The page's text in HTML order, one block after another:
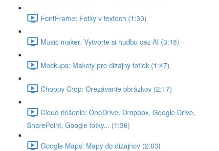
FontFrame: Fotky v textoch (1:30)
Music maker: Vytvorte si hudbu cez AI (3:18)
Mockups: Makety pre dizajny fotiek (1:47)
Choppy Crop: Orezávanie obrázkov (2:17)
Cloud riešenie: OneDrive, Dropbox, Google Drive,
SharePoint, Google fotky... (1:36)
Google Maps: Mapy do dizajnov (2:03)